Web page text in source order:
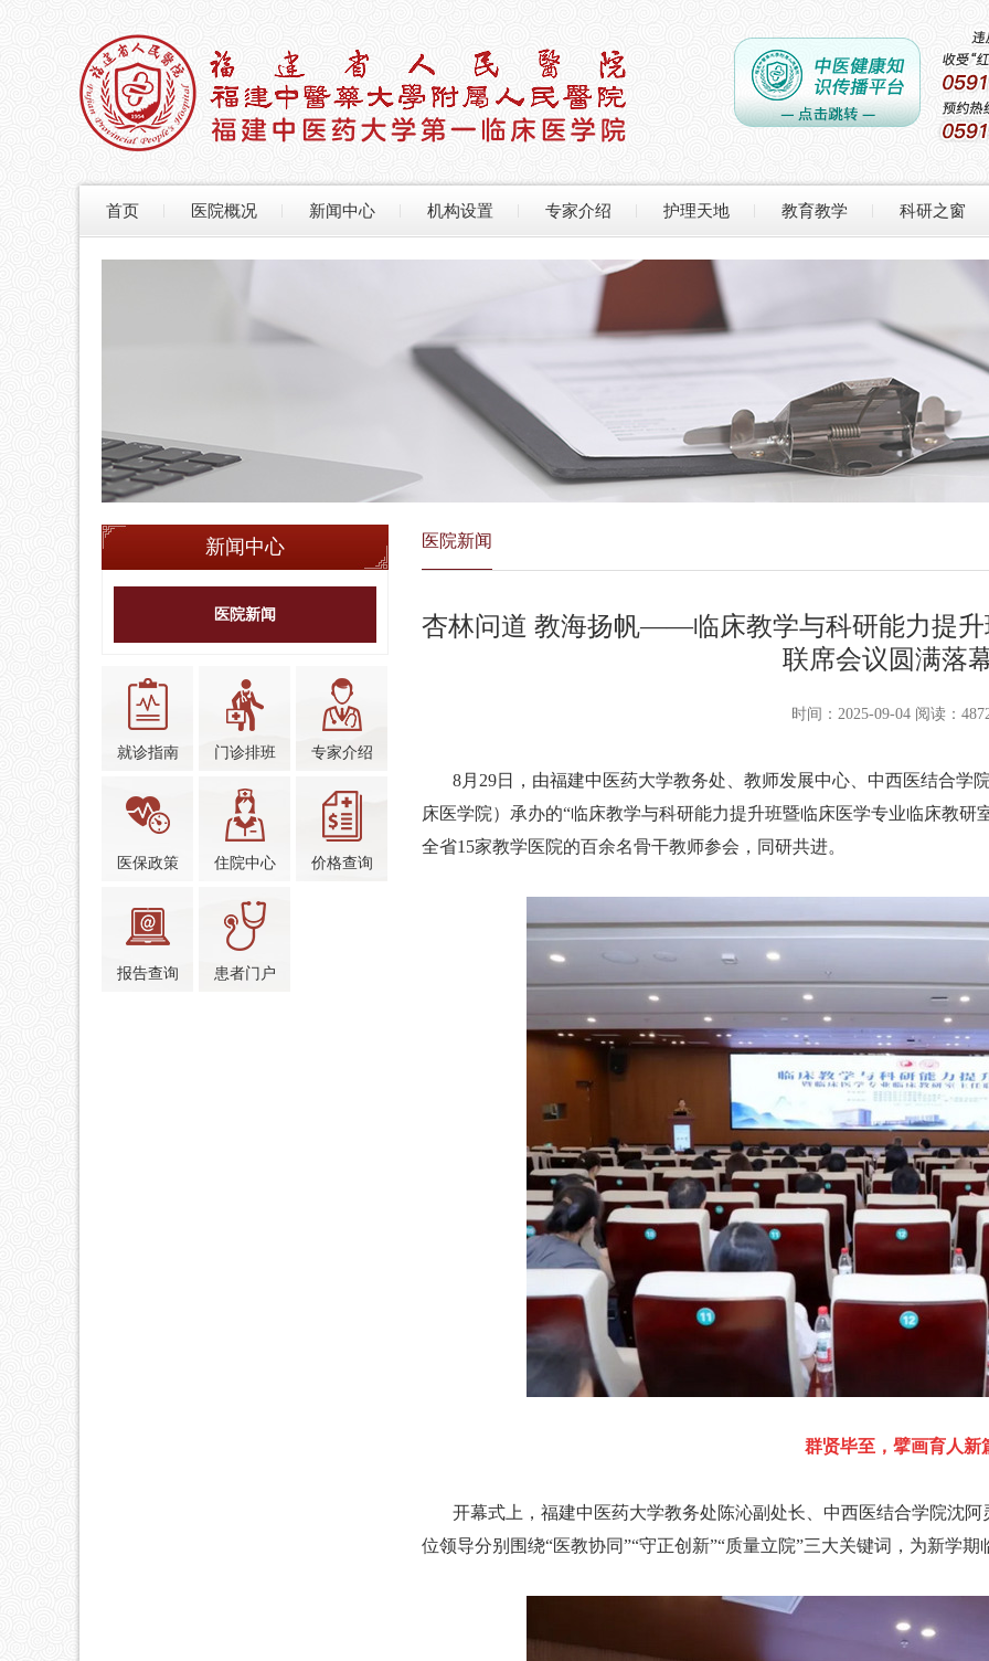
首页 医院概况 新闻中心 机构设置 专家介绍 护理天地 教育教学 科研之窗
新闻中心
医院新闻
就诊指南 门诊排班 专家介绍
医保政策 住院中心 价格查询
报告查询 患者门户
医院新闻
杏林问道 教海扬帆——临床教学与科研能力提
联席会议圆满落
时间：2025-09-04 阅读：
8月29日，由福建中医药大学教务处、教师发展中心、中西医结合学
床医学院）承办的“临床教学与科研能力提升班暨临床医学专业临床教
全省15家教学医院的百余名骨干教师参会，同研共进。
群贤毕至，擘画育人新
开幕式上，福建中医药大学教务处陈沁副处长、中西医结合学院沈阿
位领导分别围绕“医教协同”“守正创新”“质量立院”三大关键词，为新学